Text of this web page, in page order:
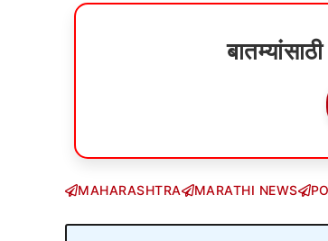
MAHARASHTRA MARATHI NEWS